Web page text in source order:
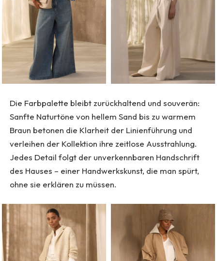
Die Farbpalette bleibt zurückhaltend und souverän:
Sanfte Naturtöne von hellem Sand bis zu warmem
Braun betonen die Klarheit der Linienführung und
verleihen der Kollektion ihre zeitlose Ausstrahlung.
Jedes Detail folgt der unverkennbaren Handschrift
des Hauses – einer Handwerkskunst, die man spürt,
ohne sie erklären zu müssen.